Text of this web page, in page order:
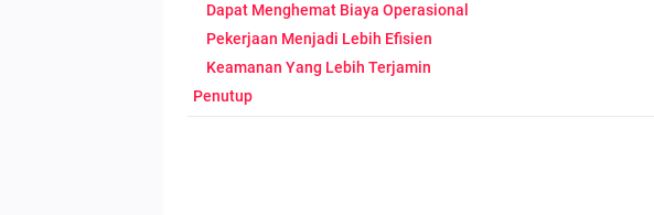
Dapat Menghemat Biaya Operasional
Pekerjaan Menjadi Lebih Efisien
Keamanan Yang Lebih Terjamin
Penutup